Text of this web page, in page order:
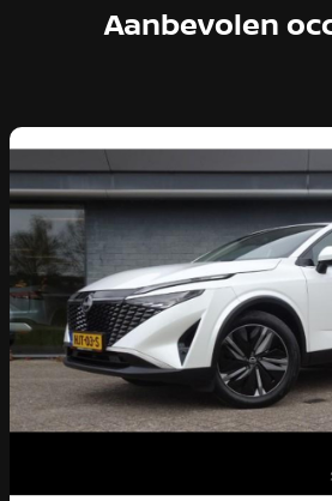
Aanbevolen